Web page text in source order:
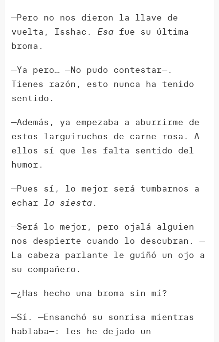
—Pero no nos dieron la llave de
vuelta, Isshac. Esa fue su última
broma.
—Ya pero… —No pudo contestar—.
Tienes razón, esto nunca ha tenido
sentido.
—Además, ya empezaba a aburrirme de
estos larguiruchos de carne rosa. A
ellos sí que les falta sentido del
humor.
—Pues sí, lo mejor será tumbarnos a
echarla siesta.
—Será lo mejor, pero ojalá alguien
nos despierte cuando lo descubran. —
La cabeza parlante le guiñó un ojo a
su compañero.
—¿Has hecho una broma sin mí?
—Sí. —Ensanchó su sonrisa mientras
hablaba—: les he dejado un